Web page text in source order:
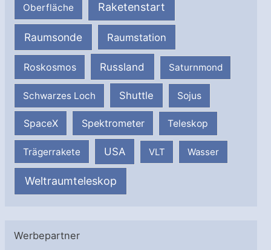
Oberfläche Raketenstart
Raumsonde Raumstation
Roskosmos Russland Saturnmond
Schwarzes Loch Shuttle Sojus
SpaceX Spektrometer Teleskop
Trägerrakete USA VLT Wasser
Weltraumteleskop
Werbepartner